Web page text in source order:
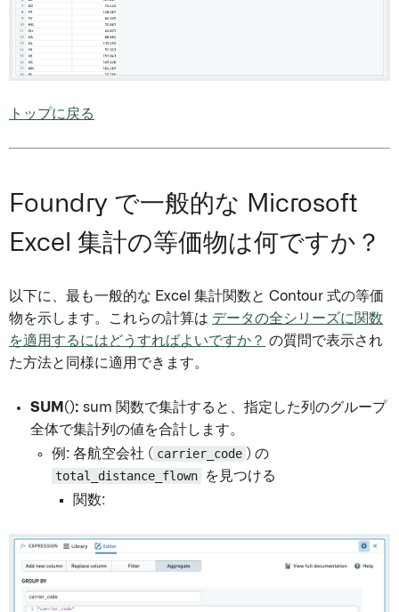
トップに戻る
Foundry で一般的な Microsoft
Excel 集計の等価物は何ですか？
以下に、最も一般的な Excel 集計関数と Contour 式の等価
物を示します。これらの計算は データの全シリーズに関数
を適用するにはどうすればよいですか？ の質問で表示され
た方法と同様に適用できます。
SUM(): sum 関数で集計すると、指定した列のグループ
全体で集計列の値を合計します。
例: 各航空会社 ( carrier_code ) の
total_distance_flown
を見つける
関数: